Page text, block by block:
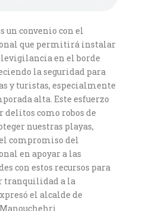
un convenio con el
que permitirá instalar
en el borde
la seguridad para
y turistas, especialmente
alta. Este esfuerzo
delitos como robos de
nuestras playas,
compromiso del
en apoyar a las
con estos recursos para
tranquilidad a la
el alcalde de